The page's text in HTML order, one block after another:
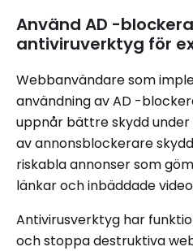
Använd AD -
antiviruverktyg för
Webbanvändare som
användning av AD -
uppnår bättre skydd under
av annonsblockerare
riskabla annonser som
länkar och inbäddade
Antivirusverktyg har
och stoppa destruktiva